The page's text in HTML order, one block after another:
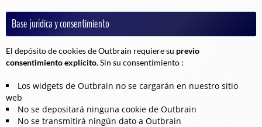
Base jurídica y consentimiento
El depósito de cookies de Outbrain requiere su previo
consentimiento explícito. Sin su consentimiento :
Los widgets de Outbrain no se cargarán en nuestro sitio
web
No se depositará ninguna cookie de Outbrain
No se transmitirá ningún dato a Outbrain